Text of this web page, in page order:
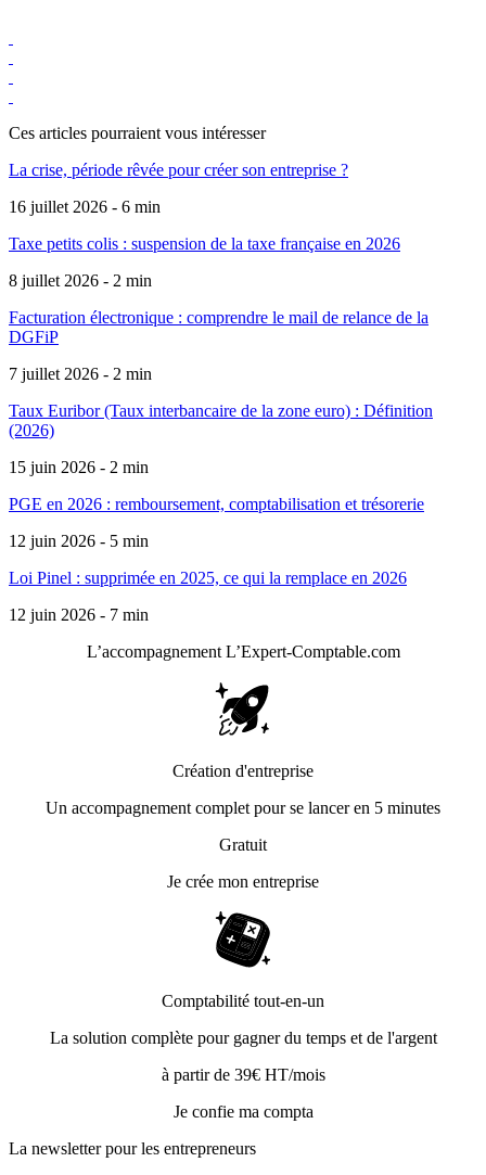
Ces articles pourraient vous intéresser
La crise, période rêvée pour créer son entreprise ?
16 juillet 2026 - 6 min
Taxe petits colis : suspension de la taxe française en 2026
8 juillet 2026 - 2 min
Facturation électronique : comprendre le mail de relance de la
DGFiP
7 juillet 2026 - 2 min
Taux Euribor (Taux interbancaire de la zone euro) : Définition
(2026)
15 juin 2026 - 2 min
PGE en 2026 : remboursement, comptabilisation et trésorerie
12 juin 2026 - 5 min
Loi Pinel : supprimée en 2025, ce qui la remplace en 2026
12 juin 2026 - 7 min
L’accompagnement L’Expert-Comptable.com
Création d'entreprise
Un accompagnement complet pour se lancer en 5 minutes
Gratuit
Je crée mon entreprise
Comptabilité tout-en-un
La solution complète pour gagner du temps et de l'argent
à partir de 39€ HT/mois
Je confie ma compta
La newsletter pour les entrepreneurs